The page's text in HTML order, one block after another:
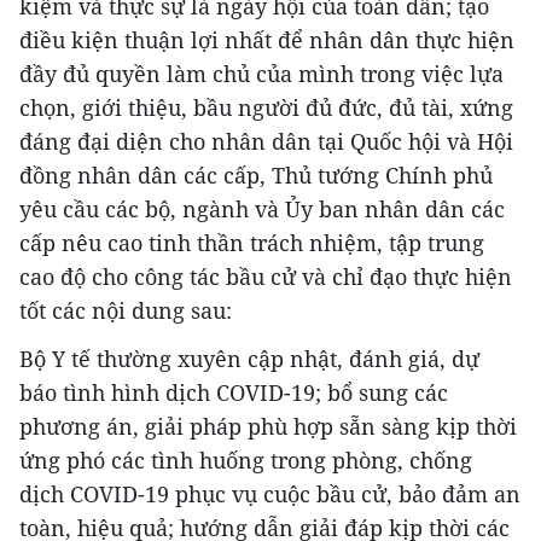
điều kiện thuận lợi nhất để nhân dân thực hiện
đầy đủ quyền làm chủ của mình trong việc lựa
chọn, giới thiệu, bầu người đủ đức, đủ tài, xứng
đáng đại diện cho nhân dân tại Quốc hội và Hội
đồng nhân dân các cấp, Thủ tướng Chính phủ
yêu cầu các bộ, ngành và Ủy ban nhân dân các
cấp nêu cao tinh thần trách nhiệm, tập trung
cao độ cho công tác bầu cử và chỉ đạo thực hiện
tốt các nội dung sau:
Bộ Y tế thường xuyên cập nhật, đánh giá, dự
báo tình hình dịch COVID-19; bổ sung các
phương án, giải pháp phù hợp sẵn sàng kịp thời
ứng phó các tình huống trong phòng, chống
dịch COVID-19 phục vụ cuộc bầu cử, bảo đảm an
toàn, hiệu quả; hướng dẫn giải đáp kịp thời các